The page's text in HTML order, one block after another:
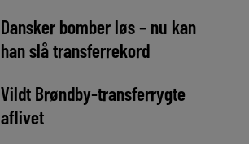
Dansker bomber løs – nu kan
han slå transferrekord
Vildt Brøndby-transferrygte
aflivet